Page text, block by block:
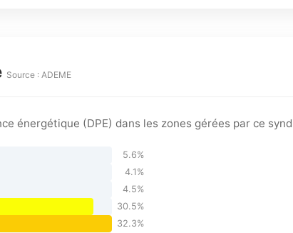
Source : ADEME
énergétique (DPE) dans les zones gérées par ce
5.6%
4.1%
4.5%
30.5%
32.3%